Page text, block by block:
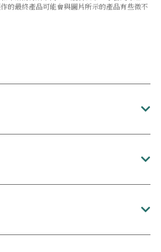
的最終產品可能會與圖片所示的產品有些微不